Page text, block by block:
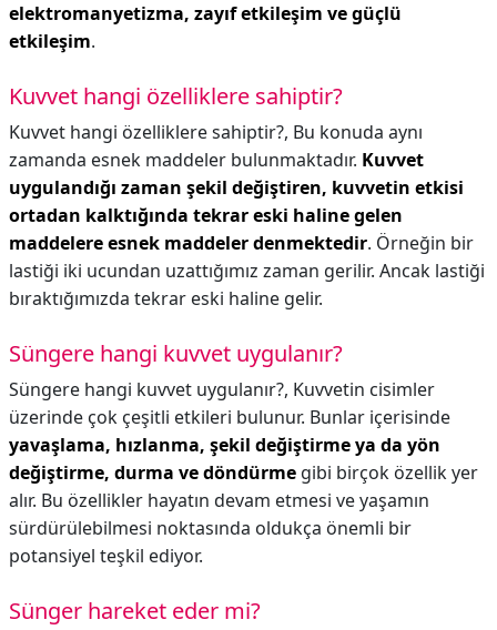
elektromanyetizma, zayıf etkileşim ve güçlü
etkileşim.
Kuvvet hangi özelliklere sahiptir?
Kuvvet hangi özelliklere sahiptir?, Bu konuda aynı
zamanda esnek maddeler bulunmaktadır. Kuvvet
uygulandığı zaman şekil değiştiren, kuvvetin etkisi
ortadan kalktığında tekrar eski haline gelen
maddelere esnek maddeler denmektedir. Örneğin bir
lastiği iki ucundan uzattığımız zaman gerilir. Ancak lastiği
bıraktığımızda tekrar eski haline gelir.
Süngere hangi kuvvet uygulanır?
Süngere hangi kuvvet uygulanır?, Kuvvetin cisimler
üzerinde çok çeşitli etkileri bulunur. Bunlar içerisinde
yavaşlama, hızlanma, şekil değiştirme ya da yön
değiştirme, durma ve döndürme gibi birçok özellik yer
alır. Bu özellikler hayatın devam etmesi ve yaşamın
sürdürülebilmesi noktasında oldukça önemli bir
potansiyel teşkil ediyor.
Sünger hareket eder mi?